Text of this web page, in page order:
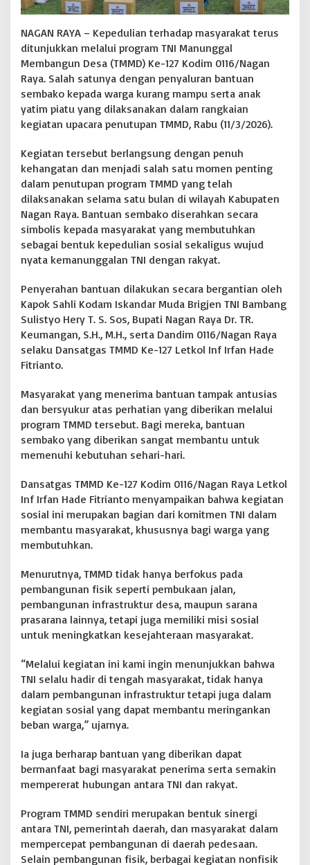
a
g
M
m
p
u
d
n
n
a
k
a
t
i
m
i
m
a
B
n
a
e
m
b
k
NAGAN RAYA – Kepedulian terhadap masyarakat terus
ditunjukkan melalui program TNI Manunggal
Membangun Desa (TMMD) Ke-127 Kodim 0116/Nagan
Raya. Salah satunya dengan penyaluran bantuan
sembako kepada warga kurang mampu serta anak
yatim piatu yang dilaksanakan dalam rangkaian
kegiatan upacara penutupan TMMD, Rabu (11/3/2026).
Kegiatan tersebut berlangsung dengan penuh
kehangatan dan menjadi salah satu momen penting
dalam penutupan program TMMD yang telah
dilaksanakan selama satu bulan di wilayah Kabupaten
Nagan Raya. Bantuan sembako diserahkan secara
simbolis kepada masyarakat yang membutuhkan
sebagai bentuk kepedulian sosial sekaligus wujud
nyata kemanunggalan TNI dengan rakyat.
Penyerahan bantuan dilakukan secara bergantian oleh
Kapok Sahli Kodam Iskandar Muda Brigjen TNI Bambang
Sulistyo Hery T. S. Sos, Bupati Nagan Raya Dr. TR.
Keumangan, S.H., M.H., serta Dandim 0116/Nagan Raya
selaku Dansatgas TMMD Ke-127 Letkol Inf Irfan Hade
Fitrianto.
Masyarakat yang menerima bantuan tampak antusias
dan bersyukur atas perhatian yang diberikan melalui
program TMMD tersebut. Bagi mereka, bantuan
sembako yang diberikan sangat membantu untuk
memenuhi kebutuhan sehari-hari.
Dansatgas TMMD Ke-127 Kodim 0116/Nagan Raya Letkol
Inf Irfan Hade Fitrianto menyampaikan bahwa kegiatan
sosial ini merupakan bagian dari komitmen TNI dalam
membantu masyarakat, khususnya bagi warga yang
membutuhkan.
Menurutnya, TMMD tidak hanya berfokus pada
pembangunan fisik seperti pembukaan jalan,
pembangunan infrastruktur desa, maupun sarana
prasarana lainnya, tetapi juga memiliki misi sosial
untuk meningkatkan kesejahteraan masyarakat.
“Melalui kegiatan ini kami ingin menunjukkan bahwa
TNI selalu hadir di tengah masyarakat, tidak hanya
dalam pembangunan infrastruktur tetapi juga dalam
kegiatan sosial yang dapat membantu meringankan
beban warga,” ujarnya.
Ia juga berharap bantuan yang diberikan dapat
bermanfaat bagi masyarakat penerima serta semakin
mempererat hubungan antara TNI dan rakyat.
Program TMMD sendiri merupakan bentuk sinergi
antara TNI, pemerintah daerah, dan masyarakat dalam
mempercepat pembangunan di daerah pedesaan.
Selain pembangunan fisik, berbagai kegiatan nonfisik